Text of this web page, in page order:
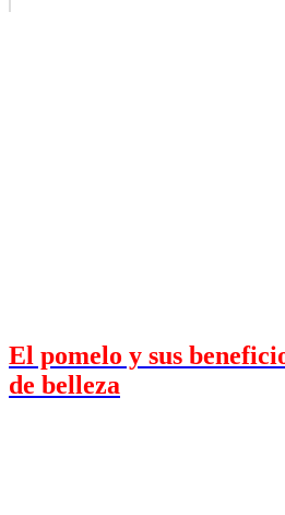
El pomelo y sus
de belleza